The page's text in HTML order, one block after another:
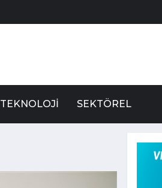
TEKNOLOJI SEKTÖREL